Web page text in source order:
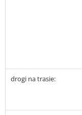
drogi na trasie: